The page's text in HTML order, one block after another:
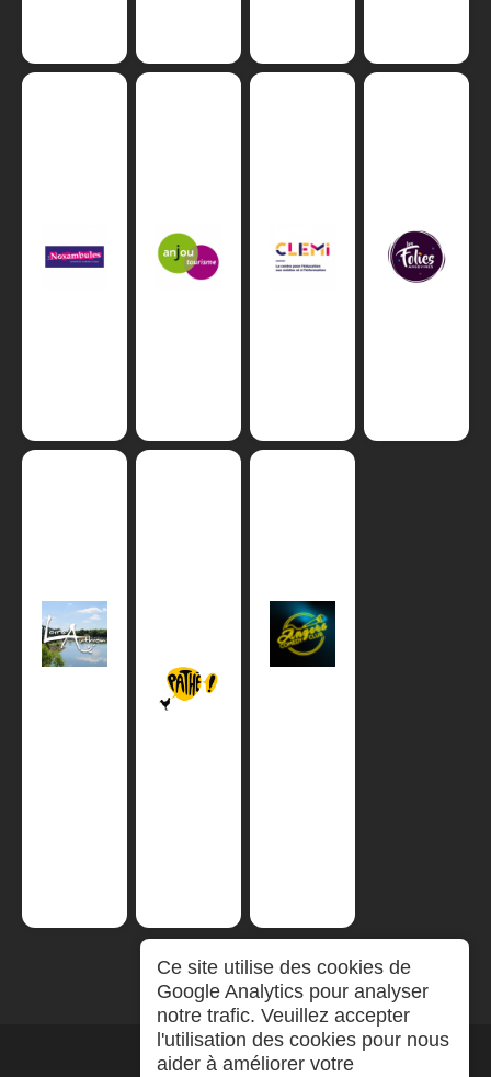
Ce site utilise des cookies de
Google Analytics pour analyser
notre trafic. Veuillez accepter
l'utilisation des cookies pour nous
aider à améliorer votre